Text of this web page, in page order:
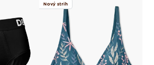
Nový strih